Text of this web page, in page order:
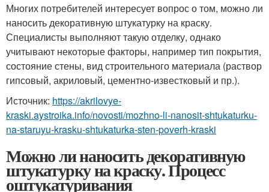
Многих потребителей интересует вопрос о том, можно ли
наносить декоративную штукатурку на краску.
Специалисты выполняют такую отделку, однако
учитывают некоторые факторы, например тип покрытия,
состояние стены, вид строительного материала (раствор
гипсовый, акриловый, цементно-известковый и пр.).
Источник: https://akrilovye-
kraski.aystroika.info/novosti/mozhno-li-nanosit-shtukaturku-
na-staruyu-krasku-shtukaturka-sten-poverh-kraski
Можно ли наносить декоративную
штукатурку на краску. Процесс
оштукатуривания